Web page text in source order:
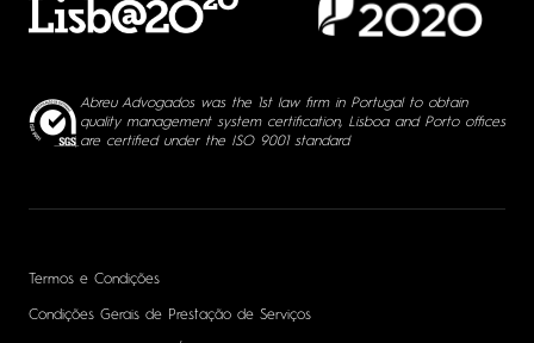
Abreu Advogados was the 1st law firm in Portugal to obtain
quality management system certification, Lisboa and Porto offices
are certified under the ISO 9001 standard
Termos e Condições
Condições Gerais de Prestação de Serviços